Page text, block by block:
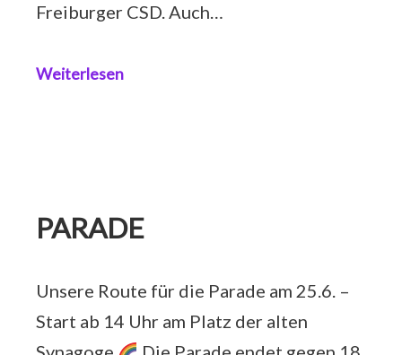
Freiburger CSD. Auch…
Weiterlesen
PARADE
Unsere Route für die Parade am 25.6. –
Start ab 14 Uhr am Platz der alten